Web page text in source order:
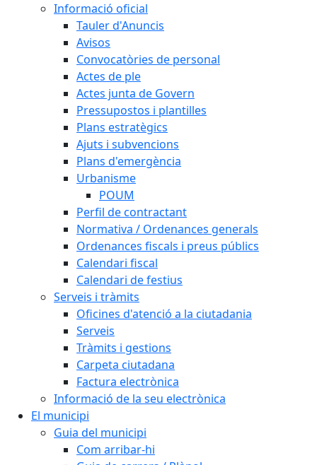
Informació oficial
Tauler d'Anuncis
Avisos
Convocatòries de personal
Actes de ple
Actes junta de Govern
Pressupostos i plantilles
Plans estratègics
Ajuts i subvencions
Plans d'emergència
Urbanisme
POUM
Perfil de contractant
Normativa / Ordenances generals
Ordenances fiscals i preus públics
Calendari fiscal
Calendari de festius
Serveis i tràmits
Oficines d'atenció a la ciutadania
Serveis
Tràmits i gestions
Carpeta ciutadana
Factura electrònica
Informació de la seu electrònica
El municipi
Guia del municipi
Com arribar-hi